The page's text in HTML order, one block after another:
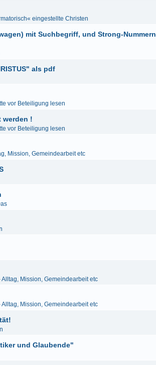
eingestellte Christen
mit Suchbegriff, und Strong-Nummern
als pdf
vor Beteiligung lesen
werden !
vor Beteiligung lesen
Mission, Gemeindearbeit etc
Alltag, Mission, Gemeindearbeit etc
Alltag, Mission, Gemeindearbeit etc
und Glaubende"